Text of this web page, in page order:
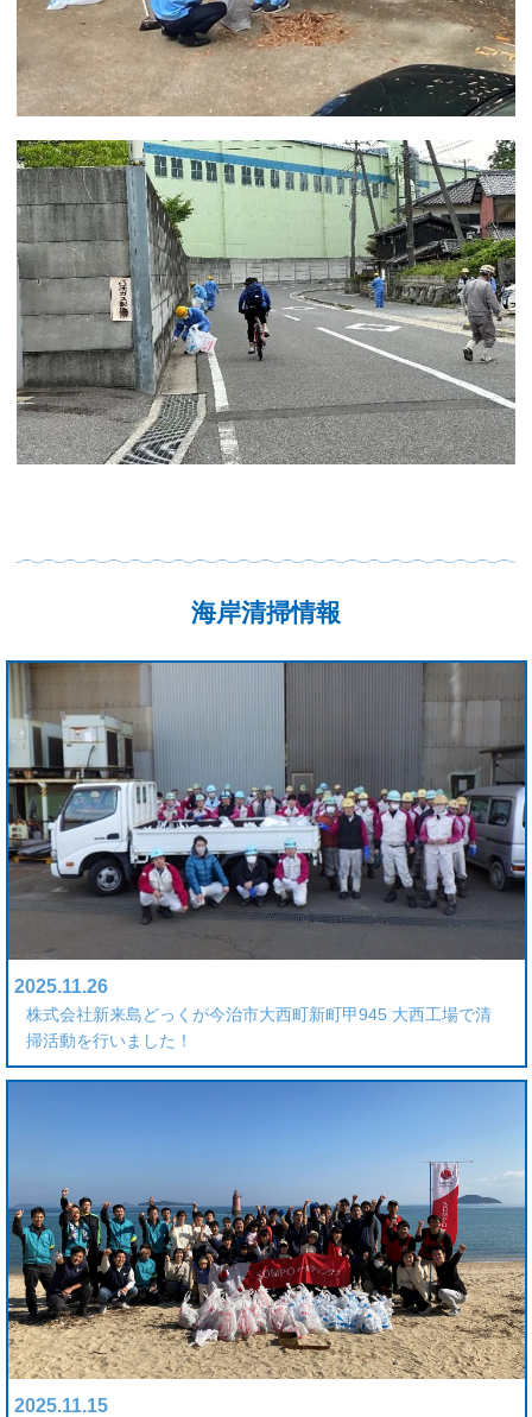
海岸清掃情報
2025.11.26
株式会社新来島どっくが今治市大西町新町甲945 大西工場で清
掃活動を行いました！
2025.11.15